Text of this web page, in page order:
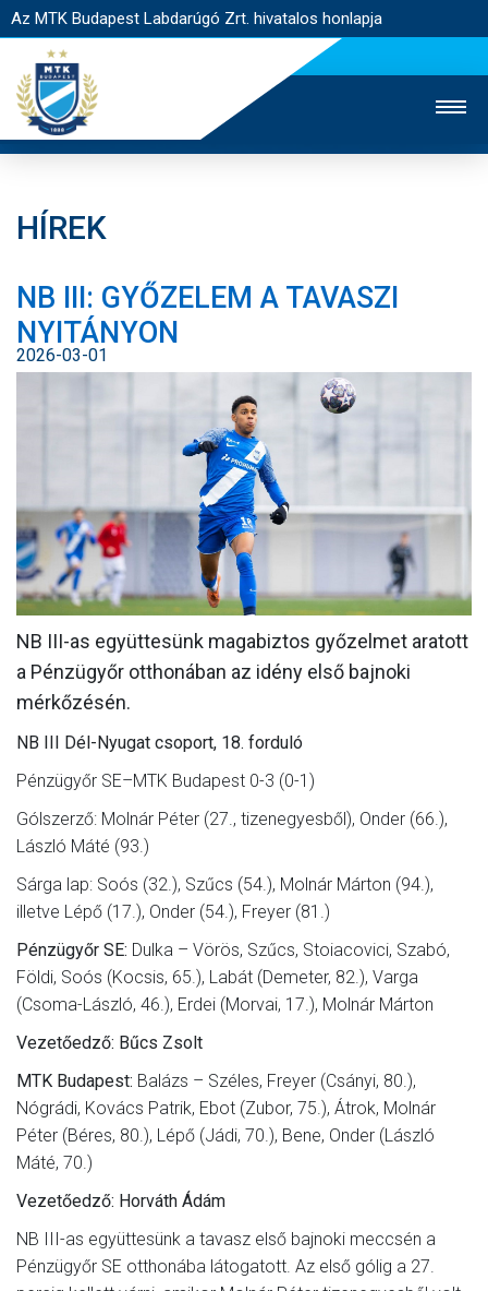
Az MTK Budapest Labdarúgó Zrt. hivatalos honlapja
JEGYÉRTÉKESÍTÉS
WEBSHOP
STADION
EGYESÜLET
NYITÓLAP
HÍREK
CSAPATOK
MÉRKŐZÉSEK
KLUB
GALÉRIA
SZURKOLÓI ÉLMÉNYEK
HÍREK
NB III: GYŐZELEM A TAVASZI
NYITÁNYON
2026-03-01
NB III-as együttesünk magabiztos győzelmet aratott
a Pénzügyőr otthonában az idény első bajnoki
mérkőzésén.
NB III Dél-Nyugat csoport, 18. forduló
Pénzügyőr SE–MTK Budapest 0-3 (0-1)
Gólszerző: Molnár Péter (27., tizenegyesből), Onder (66.),
László Máté (93.)
Sárga lap: Soós (32.), Szűcs (54.), Molnár Márton (94.),
illetve Lépő (17.), Onder (54.), Freyer (81.)
Pénzügyőr SE: Dulka – Vörös, Szűcs, Stoiacovici, Szabó,
Földi, Soós (Kocsis, 65.), Labát (Demeter, 82.), Varga
(Csoma-László, 46.), Erdei (Morvai, 17.), Molnár Márton
Vezetőedző: Bűcs Zsolt
MTK Budapest: Balázs – Széles, Freyer (Csányi, 80.),
Nógrádi, Kovács Patrik, Ebot (Zubor, 75.), Átrok, Molnár
Péter (Béres, 80.), Lépő (Jádi, 70.), Bene, Onder (László
Máté, 70.)
Vezetőedző: Horváth Ádám
NB III-as együttesünk a tavasz első bajnoki meccsén a
Pénzügyőr SE otthonába látogatott. Az első gólig a 27.